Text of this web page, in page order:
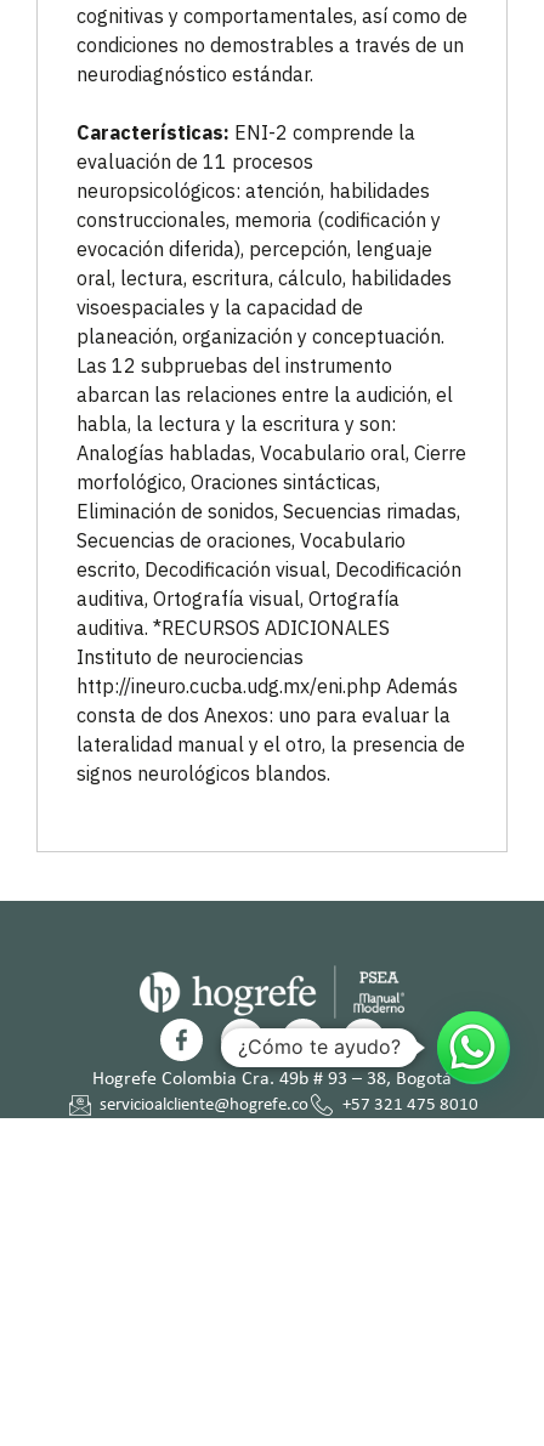
cognitivas y comportamentales, así como de
condiciones no demostrables a través de un
neurodiagnóstico estándar.
Características: ENI-2 comprende la
evaluación de 11 procesos
neuropsicológicos: atención, habilidades
construccionales, memoria (codificación y
evocación diferida), percepción, lenguaje
oral, lectura, escritura, cálculo, habilidades
visoespaciales y la capacidad de
planeación, organización y conceptuación.
Las 12 subpruebas del instrumento
abarcan las relaciones entre la audición, el
habla, la lectura y la escritura y son:
Analogías habladas, Vocabulario oral, Cierre
morfológico, Oraciones sintácticas,
Eliminación de sonidos, Secuencias rimadas,
Secuencias de oraciones, Vocabulario
escrito, Decodificación visual, Decodificación
auditiva, Ortografía visual, Ortografía
auditiva. *RECURSOS ADICIONALES
Instituto de neurociencias
http://ineuro.cucba.udg.mx/eni.php Además
consta de dos Anexos: uno para evaluar la
lateralidad manual y el otro, la presencia de
signos neurológicos blandos.
Hogrefe Colombia Cra. 49b # 93 – 38, Bogotá
servicioalcliente@hogrefe.co
+57 321 475 8010
¿Cómo te ayudo?